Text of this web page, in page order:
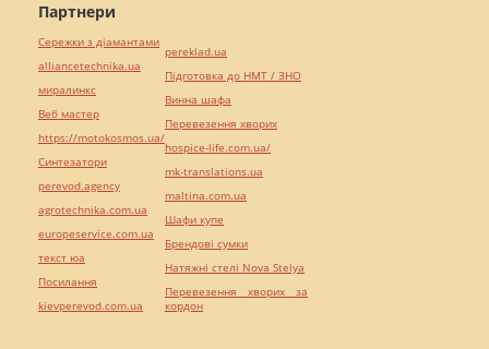
Партнери
Сережки з діамантами
alliancetechnika.ua
миралинкс
Веб мастер
https://motokosmos.ua/
Синтезатори
perevod.agency
agrotechnika.com.ua
europeservice.com.ua
текст юа
Посилання
kievperevod.com.ua
pereklad.ua
Підготовка до НМТ / ЗНО
Винна шафа
Перевезення хворих
hospice-life.com.ua/
mk-translations.ua
maltina.com.ua
Шафи купе
Брендові сумки
Натяжні стелі Nova Stelya
Перевезення хворих за
кордон